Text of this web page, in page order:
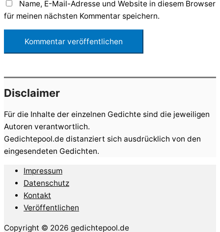
Name, E-Mail-Adresse und Website in diesem Browser
für meinen nächsten Kommentar speichern.
Disclaimer
Für die Inhalte der einzelnen Gedichte sind die jeweiligen
Autoren verantwortlich.
Gedichtepool.de distanziert sich ausdrücklich von den
eingesendeten Gedichten.
Impressum
Datenschutz
Kontakt
Veröffentlichen
Copyright © 2026 gedichtepool.de